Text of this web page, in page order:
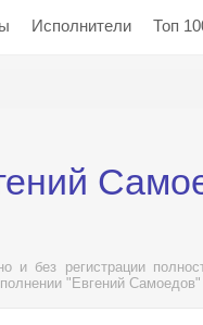
Исполнители Топ
и без регистрации
"Евгений